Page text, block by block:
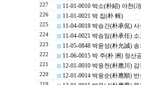
227 11-01-0010 박소(朴紹) 야천(
226 11-01-0021 박 집(朴 輯)
225 11-04-0018 박승간(朴承侃)
224 11-04-0021 박승임(朴承任)
223 11-05-0848 박윤성(朴允誠)
222 11-06-0015 박 주(朴 洲) 정산
221 12-01-0010 박응천(朴應川)
220 12-01-0014 박응순(朴應順)